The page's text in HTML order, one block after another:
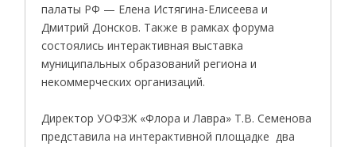
палаты РФ — Елена Истягина-Елисеева и
Дмитрий Донсков. Также в рамках форума
состоялись интерактивная выставка
муниципальных образований региона и
некоммерческих организаций.
Директор УОФЗЖ «Флора и Лавра» Т.В. Семенова
представила на интерактивной площадке два